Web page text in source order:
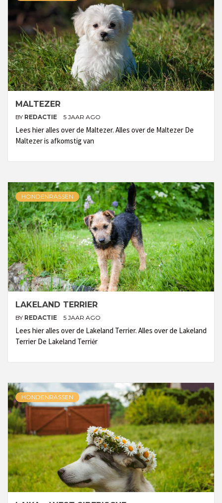
MALTEZER
BY REDACTIE 5 JAAR AGO
Lees hier alles over de Maltezer. Alles over de Maltezer De
Maltezer is afkomstig van
HONDENRASSEN
LAKELAND TERRIER
BY REDACTIE 5 JAAR AGO
Lees hier alles over de Lakeland Terrier. Alles over de Lakeland
Terrier De Lakeland Terriėr
HONDENRASSEN